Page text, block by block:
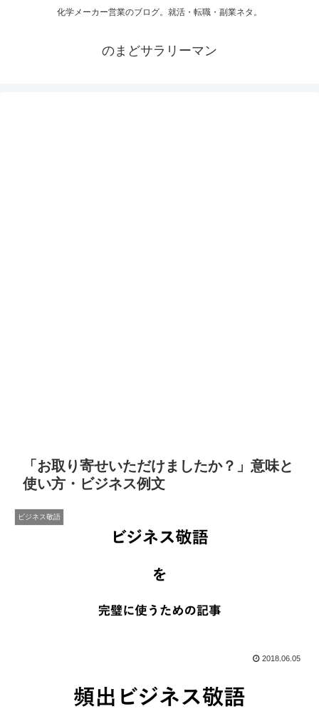
化学メーカー営業のブログ。就活・転職・副業ネタ。
のまどサラリーマン
「お取り寄せいただけましたか？」意味と
使い方・ビジネス例文
ビジネス敬語
2018.06.05